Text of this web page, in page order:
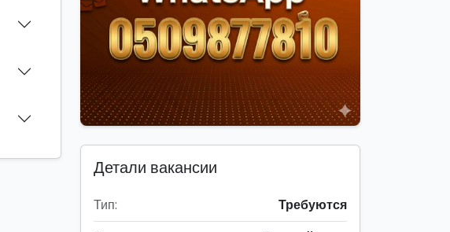
Детали вакансии
Тип:
Требуются